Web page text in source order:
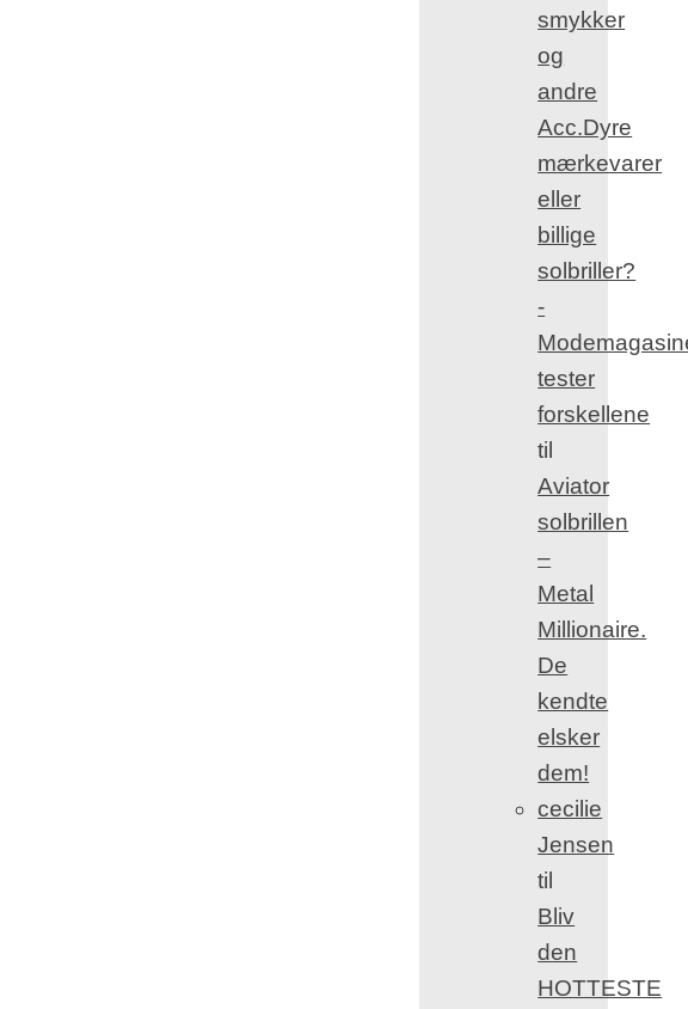
smykker
og
andre
Acc.Dyre
mærkevarer
eller
billige
solbriller?
-
tester
forskellene
til
Aviator
solbrillen
–
Metal
Millionaire.
De
kendte
elsker
dem!
cecilie
Jensen
til
Bliv
den
HOTTESTE